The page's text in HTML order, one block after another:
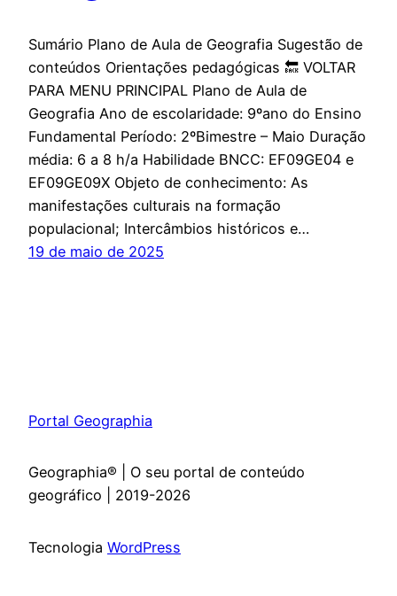
Sumário Plano de Aula de Geografia Sugestão de
conteúdos Orientações pedagógicas 🔙 VOLTAR
PARA MENU PRINCIPAL Plano de Aula de
Geografia Ano de escolaridade: 9ºano do Ensino
Fundamental Período: 2ºBimestre – Maio Duração
média: 6 a 8 h/a Habilidade BNCC: EF09GE04 e
EF09GE09X Objeto de conhecimento: As
manifestações culturais na formação
populacional; Intercâmbios históricos e…
19 de maio de 2025
Portal Geographia
Geographia® | O seu portal de conteúdo
geográfico | 2019-2026
Tecnologia WordPress